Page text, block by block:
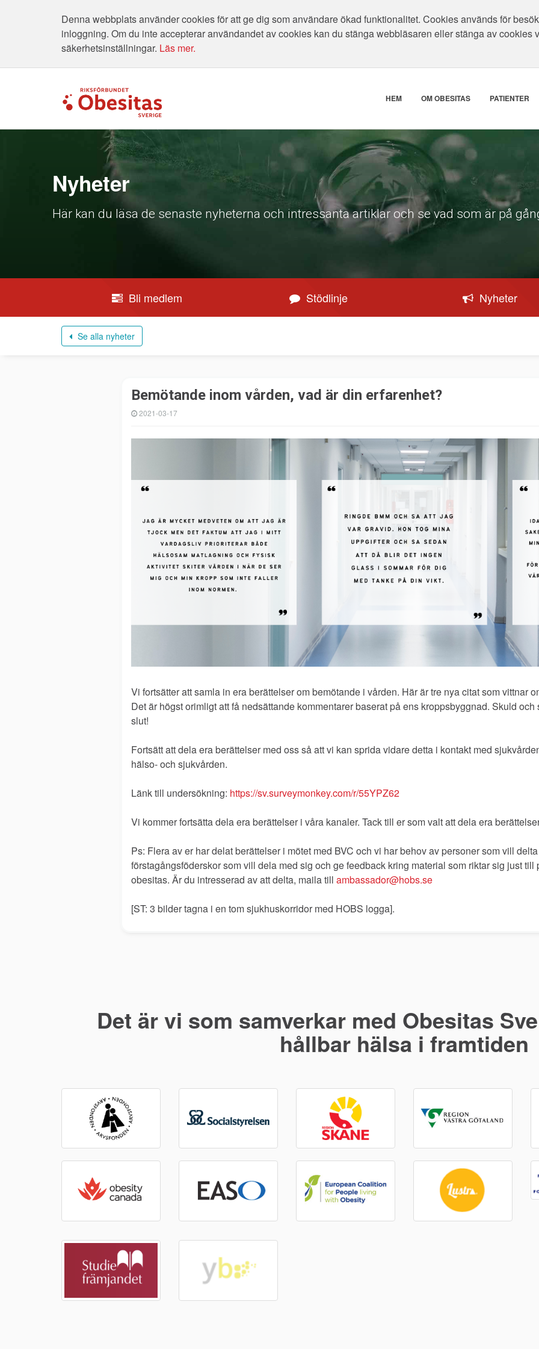
Denna webbplats använder cookies för att ge dig som användare ökad funktionalitet. Cookies används för
inloggning. Om du inte accepterar användandet av cookies kan du stänga webbläsaren eller stänga av cookies
säkerhetsinställningar. Läs mer.
HEM OM OBESITAS PATIENTER
Nyheter
Här kan du läsa de senaste nyheterna och intressanta artiklar och se vad som är på
Bli medlem Stödlinje Nyheter
Se alla nyheter
Bemötande inom vården, vad är din erfarenhet?
2021-03-17
Vi fortsätter att samla in era berättelser om bemötande i vården. Här är tre nya citat som vittnar
Det är högst orimligt att få nedsättande kommentarer baserat på ens kroppsbyggnad. Skuld
slut!
Fortsätt att dela era berättelser med oss så att vi kan sprida vidare detta i kontakt med
hälso- och sjukvården.
Länk till undersökning: https://sv.surveymonkey.com/r/55YPZ62
Vi kommer fortsätta dela era berättelser i våra kanaler. Tack till er som valt att dela era
Ps: Flera av er har delat berättelser i mötet med BVC och vi har behov av personer som vill
förstagångsföderskor som vill dela med sig och ge feedback kring material som riktar sig just till
obesitas. Är du intresserad av att delta, maila till ambassador@hobs.se
[ST: 3 bilder tagna i en tom sjukhuskorridor med HOBS logga].
Det är vi som samverkar med Obesitas
hållbar hälsa i framtiden